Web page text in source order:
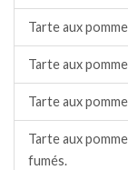
Tarte aux
Tarte aux
Tarte aux
Tarte aux
fumés.